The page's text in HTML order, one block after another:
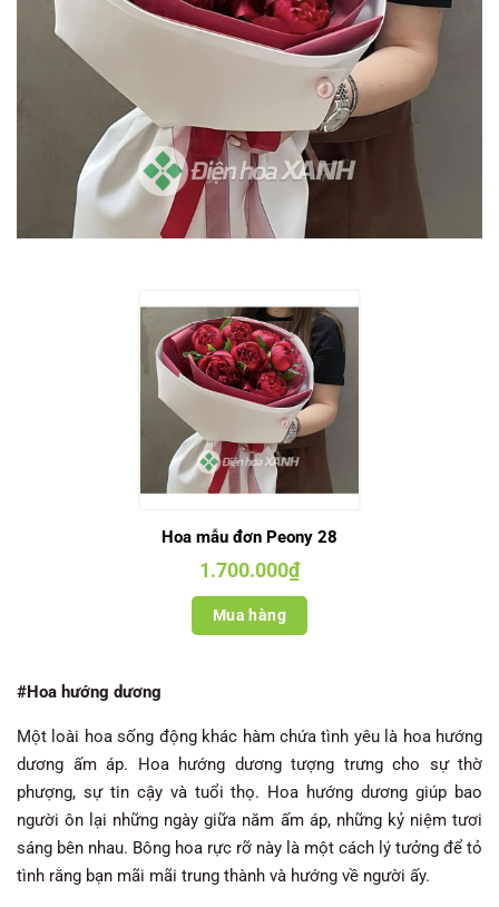
Hoa mẫu đơn Peony 28
1.700.000₫
Mua hàng
#Hoa hướng dương
Một loài hoa sống động khác hàm chứa tình yêu là hoa hướng
dương ấm áp. Hoa hướng dương tượng trưng cho sự thờ
phượng, sự tin cậy và tuổi thọ. Hoa hướng dương giúp bao
người ôn lại những ngày giữa năm ấm áp, những kỷ niệm tươi
sáng bên nhau. Bông hoa rực rỡ này là một cách lý tưởng để tỏ
tình rằng bạn mãi mãi trung thành và hướng về người ấy.